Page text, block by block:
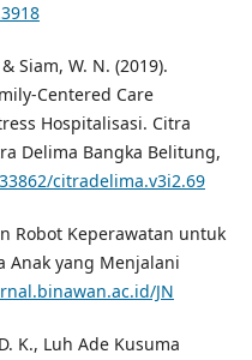
Siam, W. N. (2019).
Centered Care
Hospitalisasi. Citra
Delima Bangka Belitung,
citradelima.v3i2.69
Robot Keperawatan untuk
Anak yang Menjalani
JN
K., Luh Ade Kusuma